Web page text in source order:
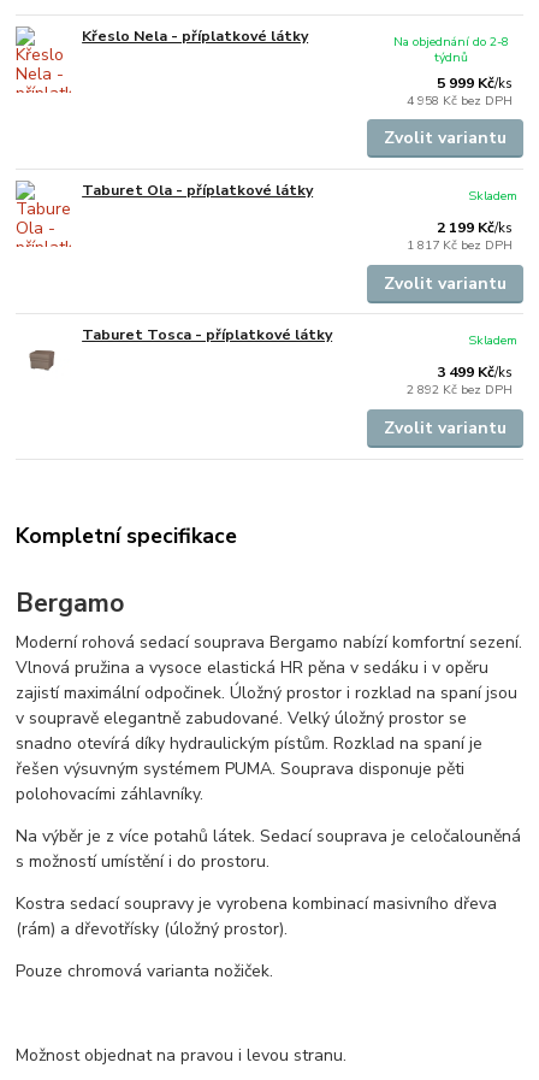
Křeslo Nela - příplatkové látky
5 999 Kč/ks
4 958 Kč bez DPH
Na objednání do 2-8
týdnů
Zvolit variantu
Taburet Ola - příplatkové látky
2 199 Kč/ks
1 817 Kč bez DPH
Skladem
Zvolit variantu
Taburet Tosca - příplatkové látky
3 499 Kč/ks
2 892 Kč bez DPH
Skladem
Zvolit variantu
Kompletní specifikace
Bergamo
Moderní rohová sedací souprava Bergamo nabízí komfortní sezení.
Vlnová pružina a vysoce elastická HR pěna v sedáku i v opěru
zajistí maximální odpočinek. Úložný prostor i rozklad na spaní jsou
v soupravě elegantně zabudované. Velký úložný prostor se
snadno otevírá díky hydraulickým pístům. Rozklad na spaní je
řešen výsuvným systémem PUMA. Souprava disponuje pěti
polohovacími záhlavníky.
Na výběr je z více potahů látek. Sedací souprava je celočalouněná
s možností umístění i do prostoru.
Kostra sedací soupravy je vyrobena kombinací masivního dřeva
(rám) a dřevotřísky (úložný prostor).
Pouze chromová varianta nožiček.
Možnost objednat na pravou i levou stranu.